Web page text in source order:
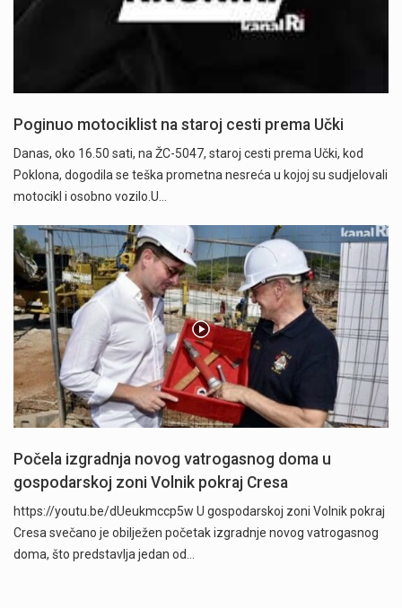
Poginuo motociklist na staroj cesti prema Učki
Danas, oko 16.50 sati, na ŽC-5047, staroj cesti prema Učki, kod
Poklona, dogodila se teška prometna nesreća u kojoj su sudjelovali
motocikl i osobno vozilo.U…
Počela izgradnja novog vatrogasnog doma u
gospodarskoj zoni Volnik pokraj Cresa
https://youtu.be/dUeukmccp5w U gospodarskoj zoni Volnik pokraj
Cresa svečano je obilježen početak izgradnje novog vatrogasnog
doma, što predstavlja jedan od…